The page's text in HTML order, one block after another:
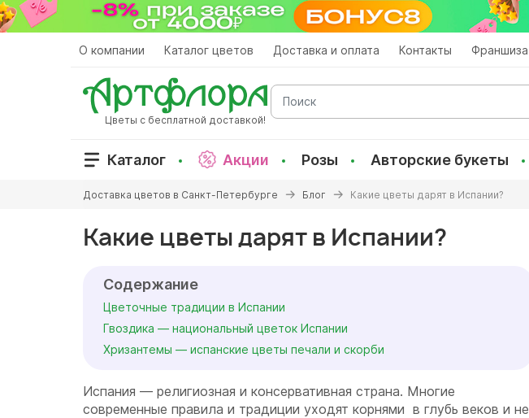
Перейти
к
О компании Каталог цветов Доставка и оплата Контакты Франшиза
Цветы с бесплатной доставкой!
Поиск
Каталог Акции Розы Авторские букеты
здесь
Доставка цветов в Санкт-Петербурге Блог Какие цветы дарят в Испании?
Какие цветы дарят в Испании?
Содержание
Цветочные традиции в Испании
Гвоздика — национальный цветок Испании
Хризантемы — испанские цветы печали и скорби
Испания — религиозная и консервативная страна. Многие
современные правила и традиции уходят корнями в глубь веков и не